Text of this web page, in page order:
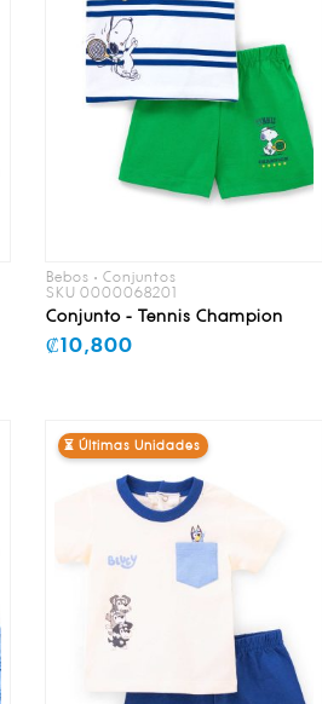
Bebos • Conjuntos
SKU 0000068201
Conjunto - Tennis Champion
₡10,800
⏳ Últimas Unidades